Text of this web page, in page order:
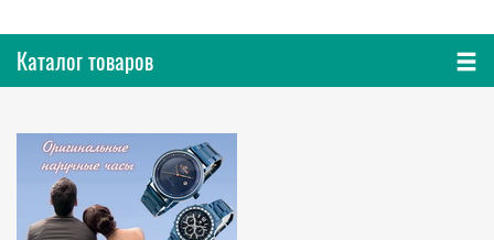
Каталог товаров